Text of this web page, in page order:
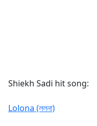
Shiekh Sadi hit song:
Lolona (ললনা)